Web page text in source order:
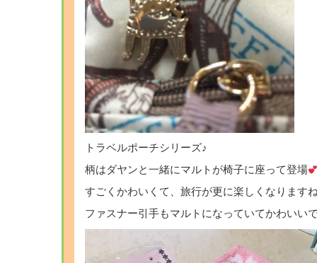
トラベルポーチシリーズ♪
柄はダヤンと一緒にマルトが椅子に座って登場
すごくかわいくて、旅行が更に楽しくなります
ファスナー引手もマルトになっていてかわいい